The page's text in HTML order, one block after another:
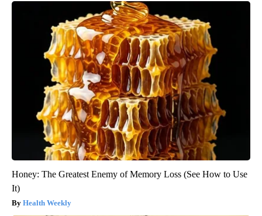
Honey: The Greatest Enemy of Memory Loss (See How to Use
It)
Health Weekly